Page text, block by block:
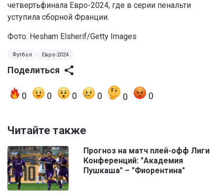
четвертьфинала Евро-2024, где в серии пенальти
уступила сборной Франции.
Фото: Hesham Elsherif/Getty Images
Футбол Евро-2024
Поделиться
0 0 0 0 0 0
Читайте также
Прогноз на матч плей-офф Лиги
Конференций: "Академия
Пушкаша" – "Фиорентина"